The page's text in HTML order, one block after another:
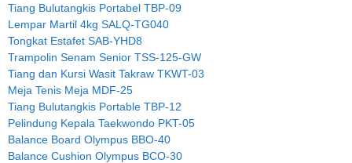
Tiang Bulutangkis Portabel TBP-09
Lempar Martil 4kg SALQ-TG040
Tongkat Estafet SAB-YHD8
Trampolin Senam Senior TSS-125-GW
Tiang dan Kursi Wasit Takraw TKWT-03
Meja Tenis Meja MDF-25
Tiang Bulutangkis Portable TBP-12
Pelindung Kepala Taekwondo PKT-05
Balance Board Olympus BBO-40
Balance Cushion Olympus BCO-30